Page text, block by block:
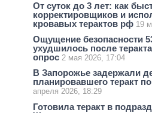
От суток до 3 лет: как
корректировщиков и
кровавых терактов рф 19
Ощущение безопасности
ухудшилось после
опрос 2 мая 2026, 17:04
В Запорожье задержали
планировавшего теракт
апреля 2026, 18:29
Готовила теракт в